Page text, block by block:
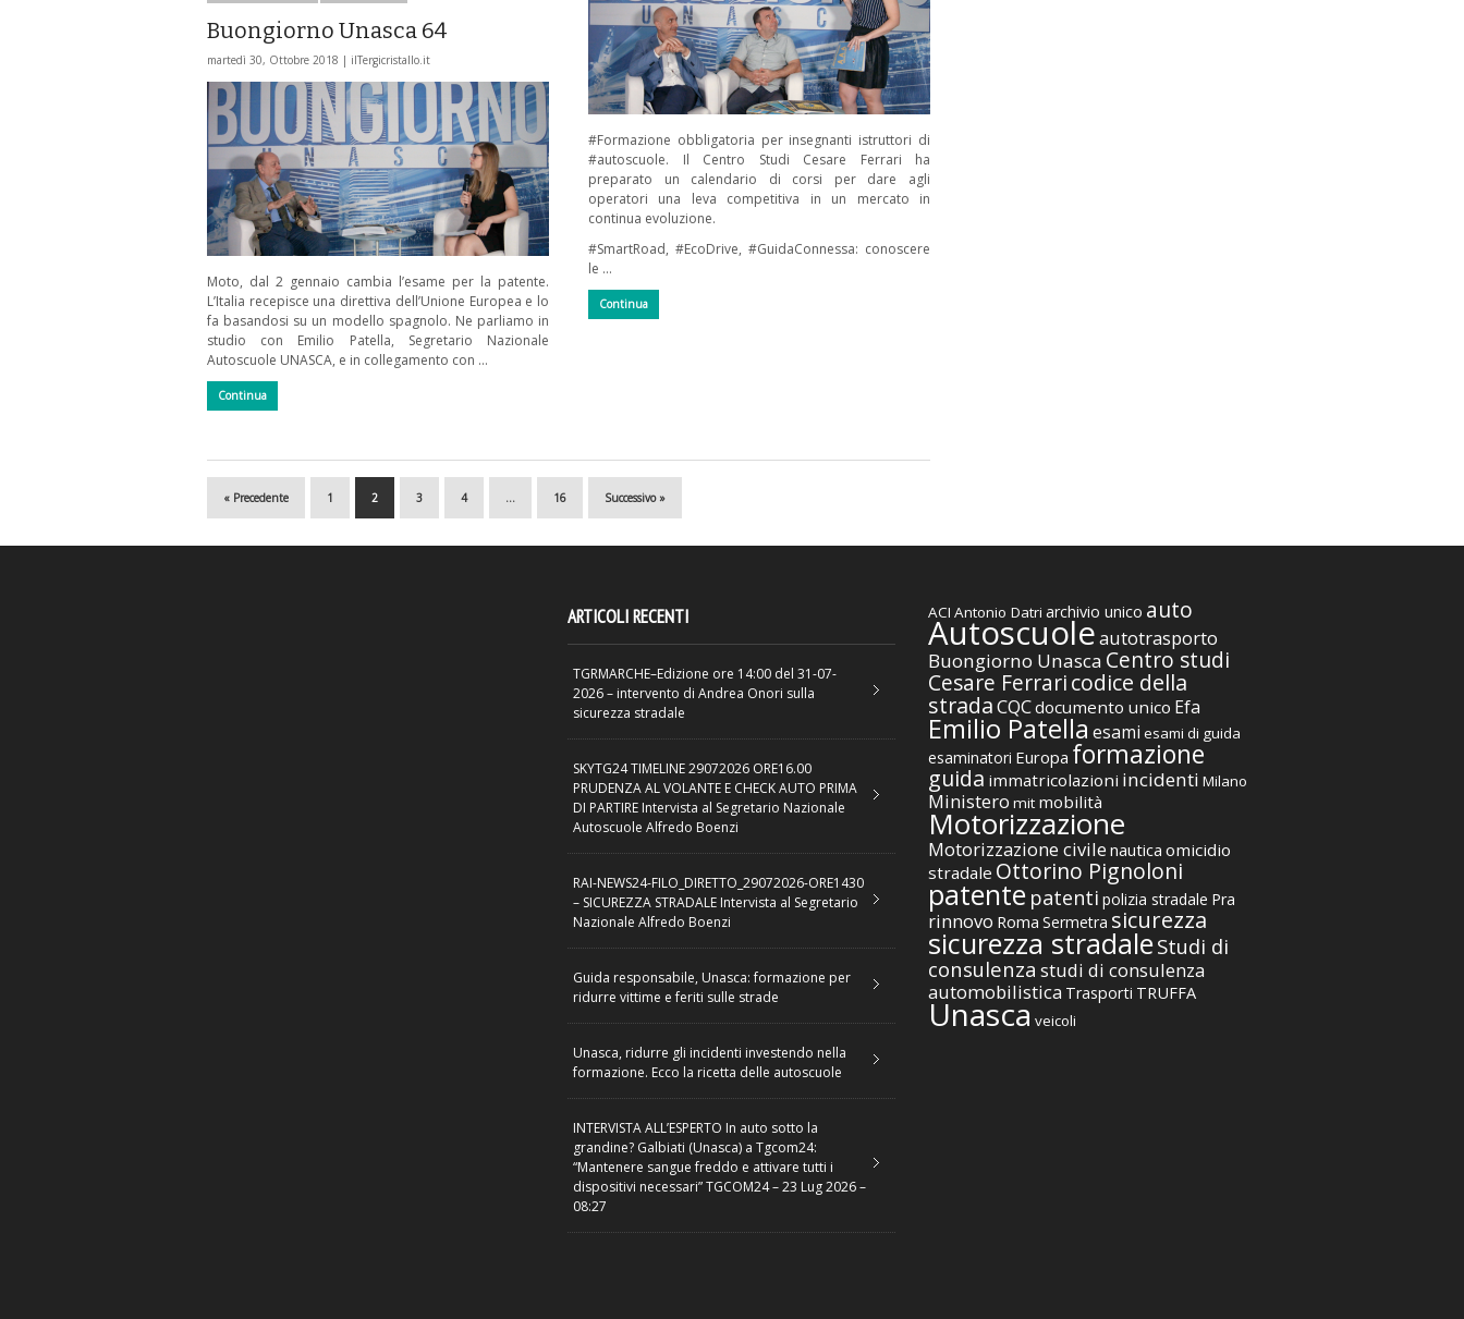
#Formazione obbligatoria per insegnanti istruttori di
#autoscuole. Il Centro Studi Cesare Ferrari ha
preparato un calendario di corsi per dare agli
operatori una leva competitiva in un mercato in
continua evoluzione.
#SmartRoad, #EcoDrive, #GuidaConnessa: conoscere
le …
Continua
Buongiorno Unasca 64
martedì 30, Ottobre 2018 | ilTergicristallo.it
Moto, dal 2 gennaio cambia l’esame per la patente.
L’Italia recepisce una direttiva dell’Unione Europea e lo
fa basandosi su un modello spagnolo. Ne parliamo in
studio con Emilio Patella, Segretario Nazionale
Autoscuole UNASCA, e in collegamento con …
Continua
« Precedente 1 2 3 4 … 16 Successivo »
ARTICOLI RECENTI
TGRMARCHE–Edizione ore 14:00 del 31-07-
2026 – intervento di Andrea Onori sulla
sicurezza stradale
SKYTG24 TIMELINE 29072026 ORE16.00
PRUDENZA AL VOLANTE E CHECK AUTO PRIMA
DI PARTIRE Intervista al Segretario Nazionale
Autoscuole Alfredo Boenzi
RAI-NEWS24-FILO_DIRETTO_29072026-ORE1430
– SICUREZZA STRADALE Intervista al Segretario
Nazionale Alfredo Boenzi
Guida responsabile, Unasca: formazione per
ridurre vittime e feriti sulle strade
Unasca, ridurre gli incidenti investendo nella
formazione. Ecco la ricetta delle autoscuole
INTERVISTA ALL’ESPERTO In auto sotto la
grandine? Galbiati (Unasca) a Tgcom24:
“Mantenere sangue freddo e attivare tutti i
dispositivi necessari” TGCOM24 – 23 Lug 2026 –
08:27
ACI Antonio Datri archivio unico auto
Autoscuoleautotrasporto
Buongiorno Unasca Centro studi
Cesare Ferraricodice della
stradaCQCdocumento unico Efa
Emilio Patella esami esami di guida
esaminatori Europa formazione
guida immatricolazioni incidenti Milano
Ministero mit mobilità
Motorizzazione
Motorizzazione civile nautica omicidio
stradale Ottorino Pignoloni
patente patenti polizia stradale Pra
rinnovo Roma Sermetra sicurezza
sicurezza stradaleStudi di
consulenza studi di consulenza
automobilistica Trasporti TRUFFA
Unasca veicoli